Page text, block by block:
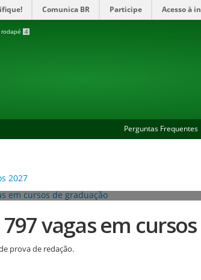
Comunica BR Participe Acesso à
rodapé 4
Perguntas Frequentes
vagas em
prova de redação.